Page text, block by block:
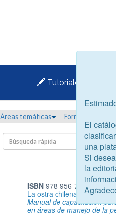
Tutoriales
Áreas temáticas Formato
ISBN978-956-7946-37-2
La ostra chilena
Manual de capacitación
en áreas de manejo de la
El
una
Si
la